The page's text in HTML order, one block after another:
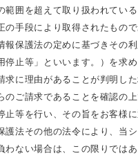
範囲を超えて取り扱われてい
の手段により取得されたもの
報保護法の定めに基づきその
停止等」といいます。）を求
求に理由があることが判明し
のご請求であることを確認の
止等を行い、その旨をお客様に
護法その他の法令により、当
わない場合は、この限りでは